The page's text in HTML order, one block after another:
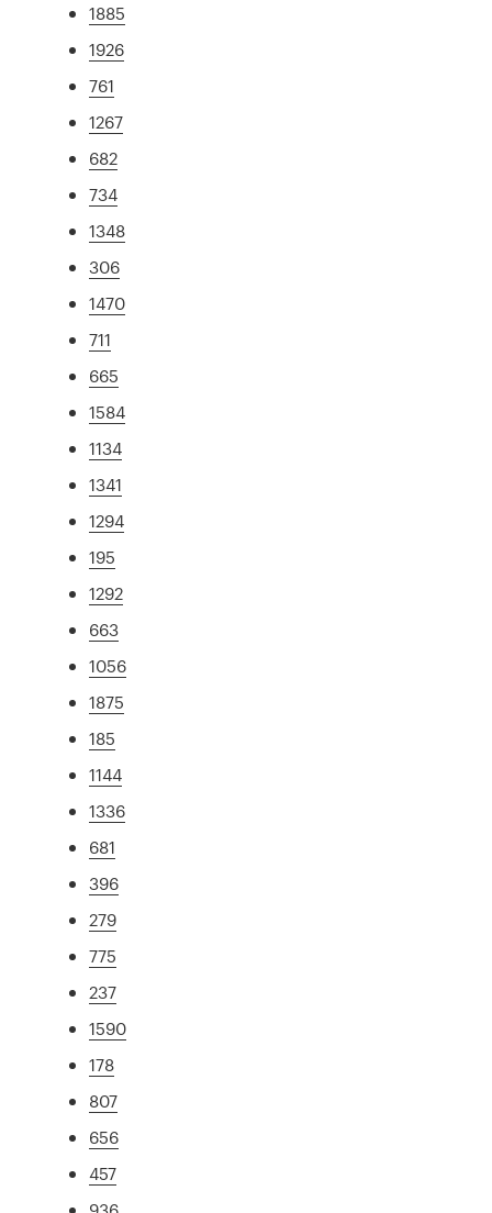
1885
1926
761
1267
682
734
1348
306
1470
711
665
1584
1134
1341
1294
195
1292
663
1056
1875
185
1144
1336
681
396
279
775
237
1590
178
807
656
457